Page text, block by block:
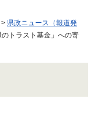
> 県政ニュース（報道発
トラスト基金」への寄